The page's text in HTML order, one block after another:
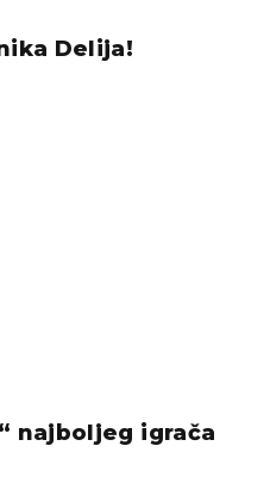
Delija!
najboljeg igrača